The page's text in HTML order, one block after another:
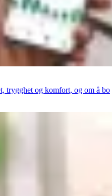
trygghet og komfort, og om å bo